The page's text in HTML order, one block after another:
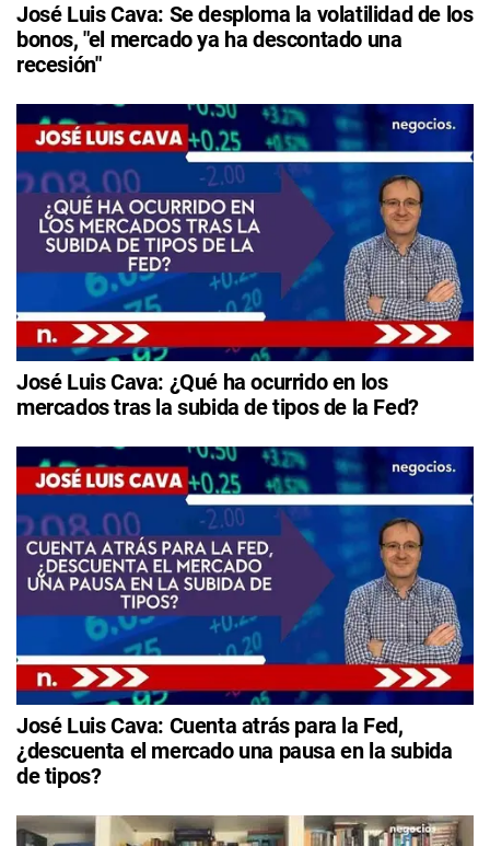
José Luis Cava: Se desploma la volatilidad de los
bonos, "el mercado ya ha descontado una
recesión"
José Luis Cava: ¿Qué ha ocurrido en los
mercados tras la subida de tipos de la Fed?
José Luis Cava: Cuenta atrás para la Fed,
¿descuenta el mercado una pausa en la subida
de tipos?